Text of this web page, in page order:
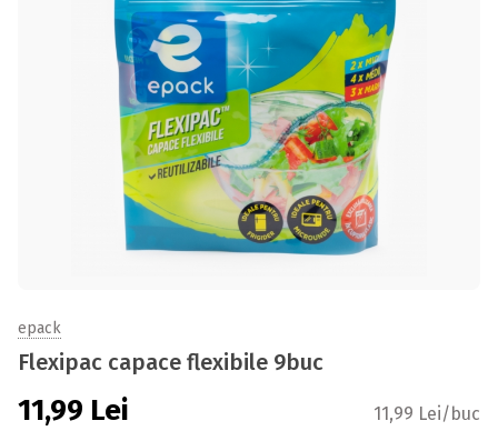
epack
Flexipac capace flexibile 9buc
11,99 Lei 11,99 Lei/buc